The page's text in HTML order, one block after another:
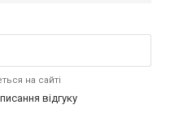
на сайті
відгуку